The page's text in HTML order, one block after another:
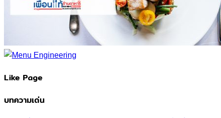
Like Page
บทความเด่น